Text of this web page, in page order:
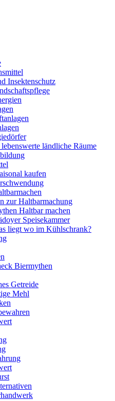
Insektenschutz
ländliche Räume
kaufen
zur Haltbarmachung
Haltbar machen
Speisekammer
liegt wo im Kühlschrank?
Biermythen
Getreide
Mehl